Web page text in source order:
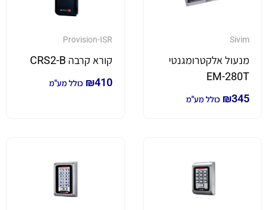
Sivim
מנעול אלקטרומגנטי
EM-280T
₪345 כולל מע"מ
Provision-ISR
קורא קרבה CRS2-B
₪410 כולל מע"מ